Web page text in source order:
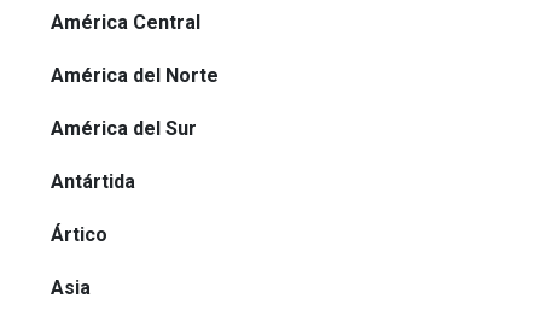
América Central
América del Norte
América del Sur
Antártida
Ártico
Asia